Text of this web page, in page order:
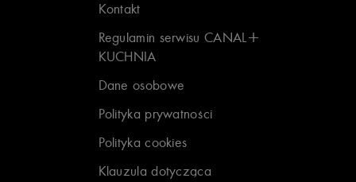
Kontakt
Regulamin serwisu CANAL+
KUCHNIA
Dane osobowe
Polityka prywatności
Polityka cookies
Klauzula dotycząca